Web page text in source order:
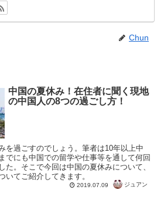
Chun
中国の夏休み！在住者に聞く現地
の中国人の8つの過ごし方！
を過ごすのでしょう。筆者は10年以上中
でにも中国での留学や仕事等を通して何回
た。そこで今回は中国の夏休みについて、
いてご紹介してきます。
2019.07.09 ジュアン